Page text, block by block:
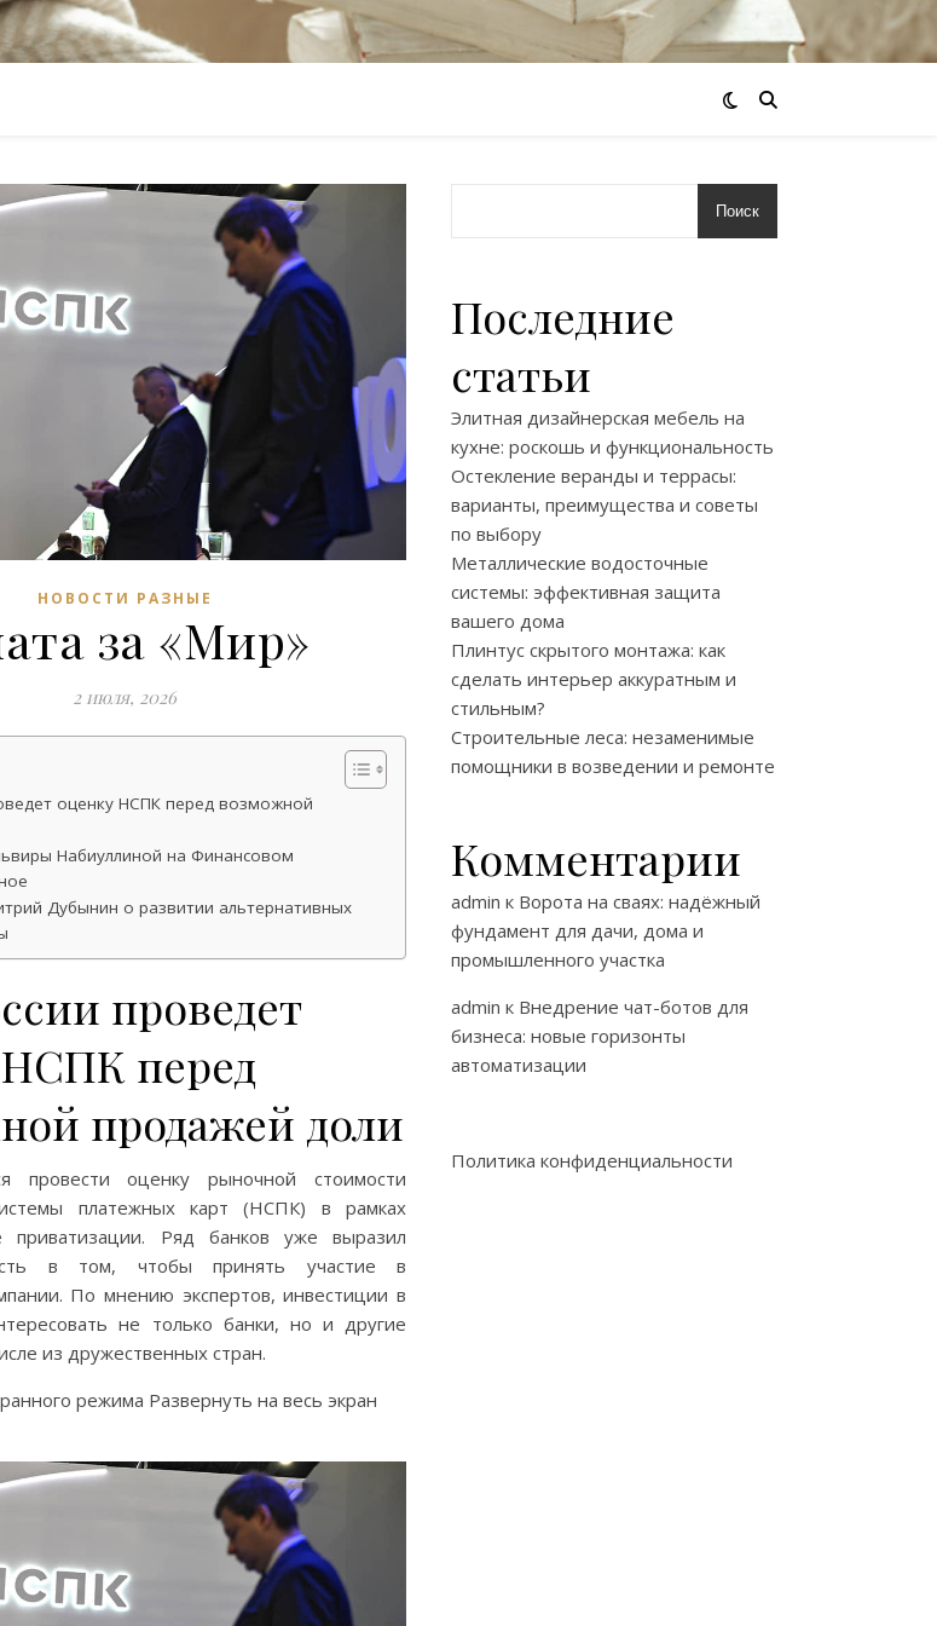
НОВОСТИ РАЗНЫЕ
за «Мир»
2 июля, 2026
оценку НСПК перед возможной
Набиуллиной на Финансовом
Дубынин о развитии альтернативных
проведет
перед
продажей доли
провести оценку рыночной стоимости
платежных карт (НСПК) в рамках
приватизации. Ряд банков уже выразил
в том, чтобы принять участие в
По мнению экспертов, инвестиции в
не только банки, но и другие
из дружественных стран.
режима Развернуть на весь экран
Поиск
Последние
статьи
Элитная дизайнерская мебель на
кухне: роскошь и функциональность
Остекление веранды и террасы:
варианты, преимущества и советы
по выбору
Металлические водосточные
системы: эффективная защита
вашего дома
Плинтус скрытого монтажа: как
сделать интерьер аккуратным и
стильным?
Строительные леса: незаменимые
помощники в возведении и ремонте
Комментарии
admin к Ворота на сваях: надёжный
фундамент для дачи, дома и
промышленного участка
admin к Внедрение чат-ботов для
бизнеса: новые горизонты
автоматизации
Политика конфиденциальности